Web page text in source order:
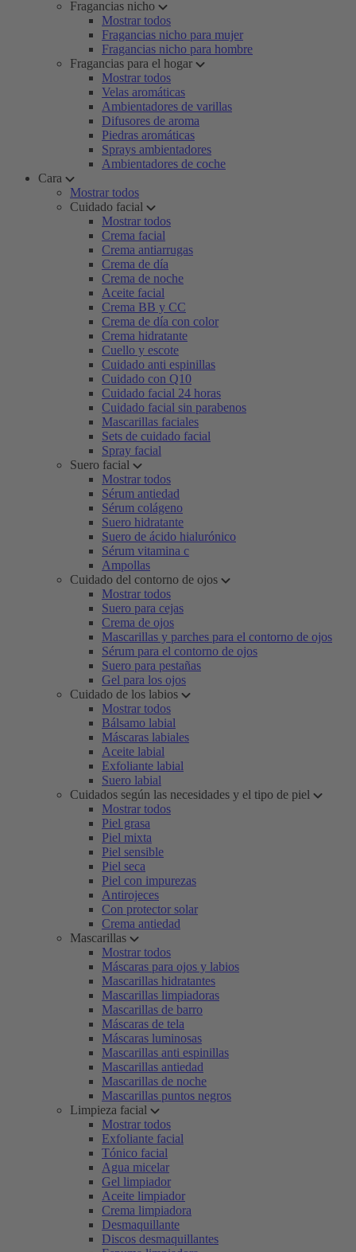
Fragancias nicho
Mostrar todos
Fragancias nicho para mujer
Fragancias nicho para hombre
Fragancias para el hogar
Mostrar todos
Velas aromáticas
Ambientadores de varillas
Difusores de aroma
Piedras aromáticas
Sprays ambientadores
Ambientadores de coche
Cara
Mostrar todos
Cuidado facial
Mostrar todos
Crema facial
Crema antiarrugas
Crema de día
Crema de noche
Aceite facial
Crema BB y CC
Crema de día con color
Crema hidratante
Cuello y escote
Cuidado anti espinillas
Cuidado con Q10
Cuidado facial 24 horas
Cuidado facial sin parabenos
Mascarillas faciales
Sets de cuidado facial
Spray facial
Suero facial
Mostrar todos
Sérum antiedad
Sérum colágeno
Suero hidratante
Suero de ácido hialurónico
Sérum vitamina c
Ampollas
Cuidado del contorno de ojos
Mostrar todos
Suero para cejas
Crema de ojos
Mascarillas y parches para el contorno de ojos
Sérum para el contorno de ojos
Suero para pestañas
Gel para los ojos
Cuidado de los labios
Mostrar todos
Bálsamo labial
Máscaras labiales
Aceite labial
Exfoliante labial
Suero labial
Cuidados según las necesidades y el tipo de piel
Mostrar todos
Piel grasa
Piel mixta
Piel sensible
Piel seca
Piel con impurezas
Antirojeces
Con protector solar
Crema antiedad
Mascarillas
Mostrar todos
Máscaras para ojos y labios
Mascarillas hidratantes
Mascarillas limpiadoras
Mascarillas de barro
Máscaras de tela
Máscaras luminosas
Mascarillas anti espinillas
Mascarillas antiedad
Mascarillas de noche
Mascarillas puntos negros
Limpieza facial
Mostrar todos
Exfoliante facial
Tónico facial
Agua micelar
Gel limpiador
Aceite limpiador
Crema limpiadora
Desmaquillante
Discos desmaquillantes